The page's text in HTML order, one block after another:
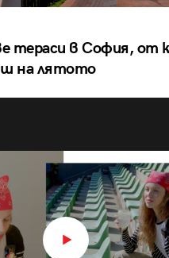
тераси в София, от
на лятото